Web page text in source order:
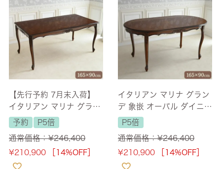
【先行予約 7月末入荷】
イタリアン マリナ グラン
デ 象嵌 長角 ダイニングテ
ーブル 165cm 【送料無
料/設置サービス付】
予約
P5倍
通常価格：¥246,400
¥210,900 ［14%OFF］
イタリアン マリナ グラン
デ 象嵌 オーバル ダイニン
グテーブル 165cm 【送料
無料/設置サービス付】
P5倍
通常価格：¥246,400
¥210,900 ［14%OFF］